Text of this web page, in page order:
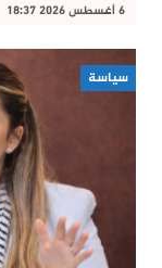
6 أغسطس 2026 18:37
سياسة